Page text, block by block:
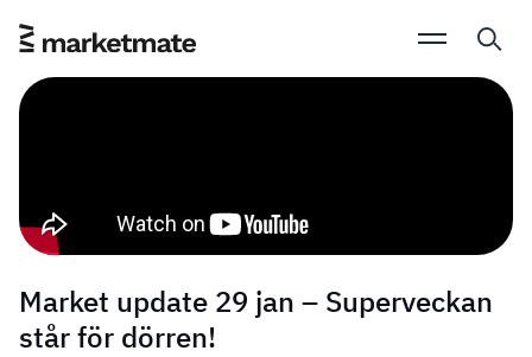
Market update 29 jan – Superveckan
står för dörren!